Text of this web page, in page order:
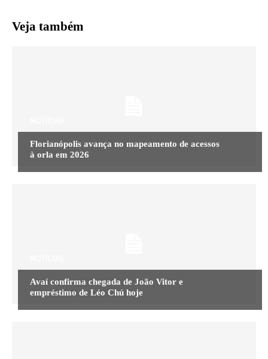
Veja também
Florianópolis avança no mapeamento de acessos
à orla em 2026
Avaí confirma chegada de João Vitor e
empréstimo de Léo Chú hoje